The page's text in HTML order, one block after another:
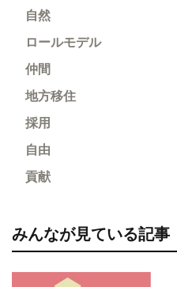
自然
ロールモデル
仲間
地方移住
採用
自由
貢献
みんなが見ている記事